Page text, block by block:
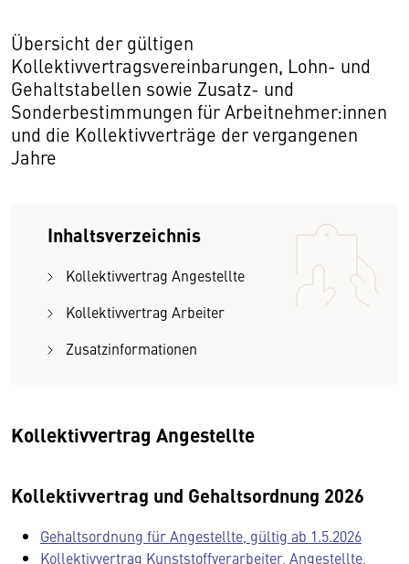
Übersicht der gültigen
Kollektivvertragsvereinbarungen, Lohn- und
Gehaltstabellen sowie Zusatz- und
Sonderbestimmungen für Arbeitnehmer:innen
und die Kollektivverträge der vergangenen
Jahre
Inhaltsverzeichnis
Kollektivvertrag Angestellte
Kollektivvertrag Arbeiter
Zusatzinformationen
Kollektivvertrag Angestellte
Kollektivvertrag und Gehaltsordnung 2026
Gehaltsordnung für Angestellte, gültig ab 1.5.2026
Kollektivvertrag Kunststoffverarbeiter, Angestellte,